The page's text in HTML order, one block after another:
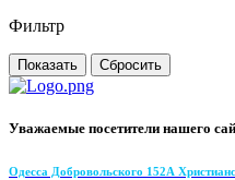
Фильтр
Уважаемые посетители нашего
Одесса Добровольского 152А